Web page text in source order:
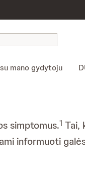
mano gydytoju
simptomus.1 Tai,
informuoti